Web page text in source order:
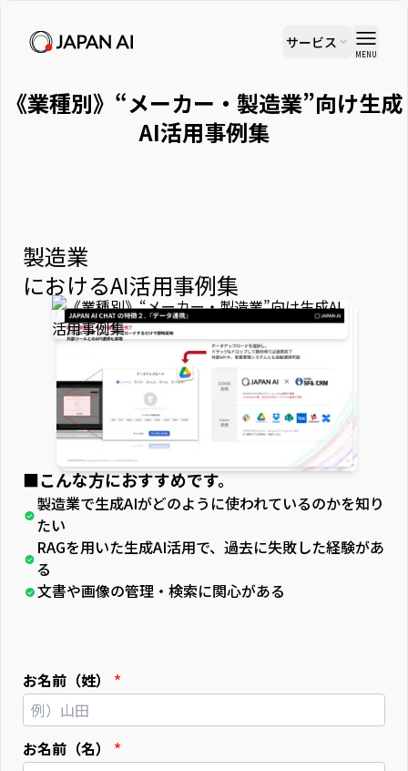
サービス
MENU
《業種別》“メーカー・製造業”向け生成
AI活用事例集
製造業
におけるAI活用事例集
■こんな方におすすめです。
製造業で生成AIがどのように使われているのかを知り
たい
RAGを用いた生成AI活用で、過去に失敗した経験があ
る
文書や画像の管理・検索に関心がある
お名前（姓）
お名前（名）